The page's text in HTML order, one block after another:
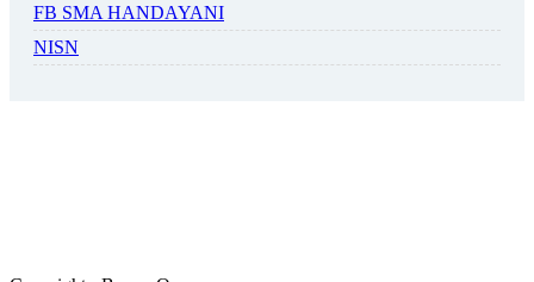
FB SMA HANDAYANI
NISN